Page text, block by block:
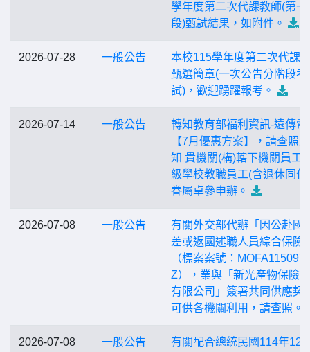
學年度第二次代課教師(第一
段)甄試結果，如附件。
2026-07-28 一般公告
本校115學年度第二次代課
甄選簡章(一次公告分階段考
試)，歡迎踴躍報考。
2026-07-14 一般公告
轉知教育部福利資訊-遠傳電
【7月優惠方案】，請查照
知 貴機關(構)轄下機關員工
級學校教職員工(含退休同仁
眷屬卓參申辦。
2026-07-08 一般公告
有關外交部代辦「因公赴國
差或返國述職人員綜合保險
（標案案號：
Z），業與「新光產物保險
有限公司」簽署共同供應契
可供各機關利用，請查照。
2026-07-08 一般公告
有關配合總統民國114年12